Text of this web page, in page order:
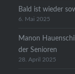
Bald ist wieder
6. Mai 2025
Manon
der Senioren
28. April 2025